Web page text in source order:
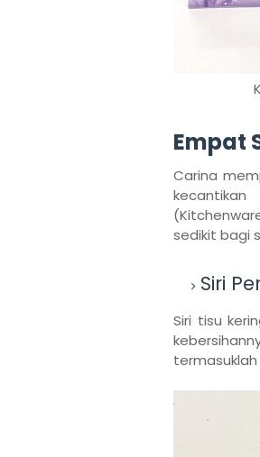
Empat
Carina
sedikit bagi
Siri
Siri tisu